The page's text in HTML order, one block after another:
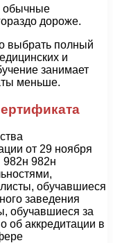
обычные
дороже.
выбрать полный
и
занимает
меньше.
от 29 ноября
982н 982н
обучавшиеся
заведения
обучавшиеся за
об аккредитации в